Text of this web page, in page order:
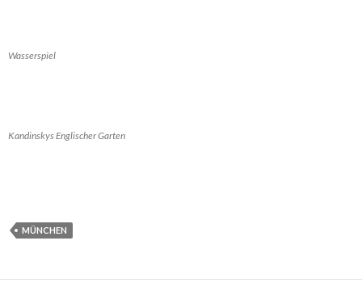
Wasserspiel
Kandinskys Englischer Garten
MÜNCHEN